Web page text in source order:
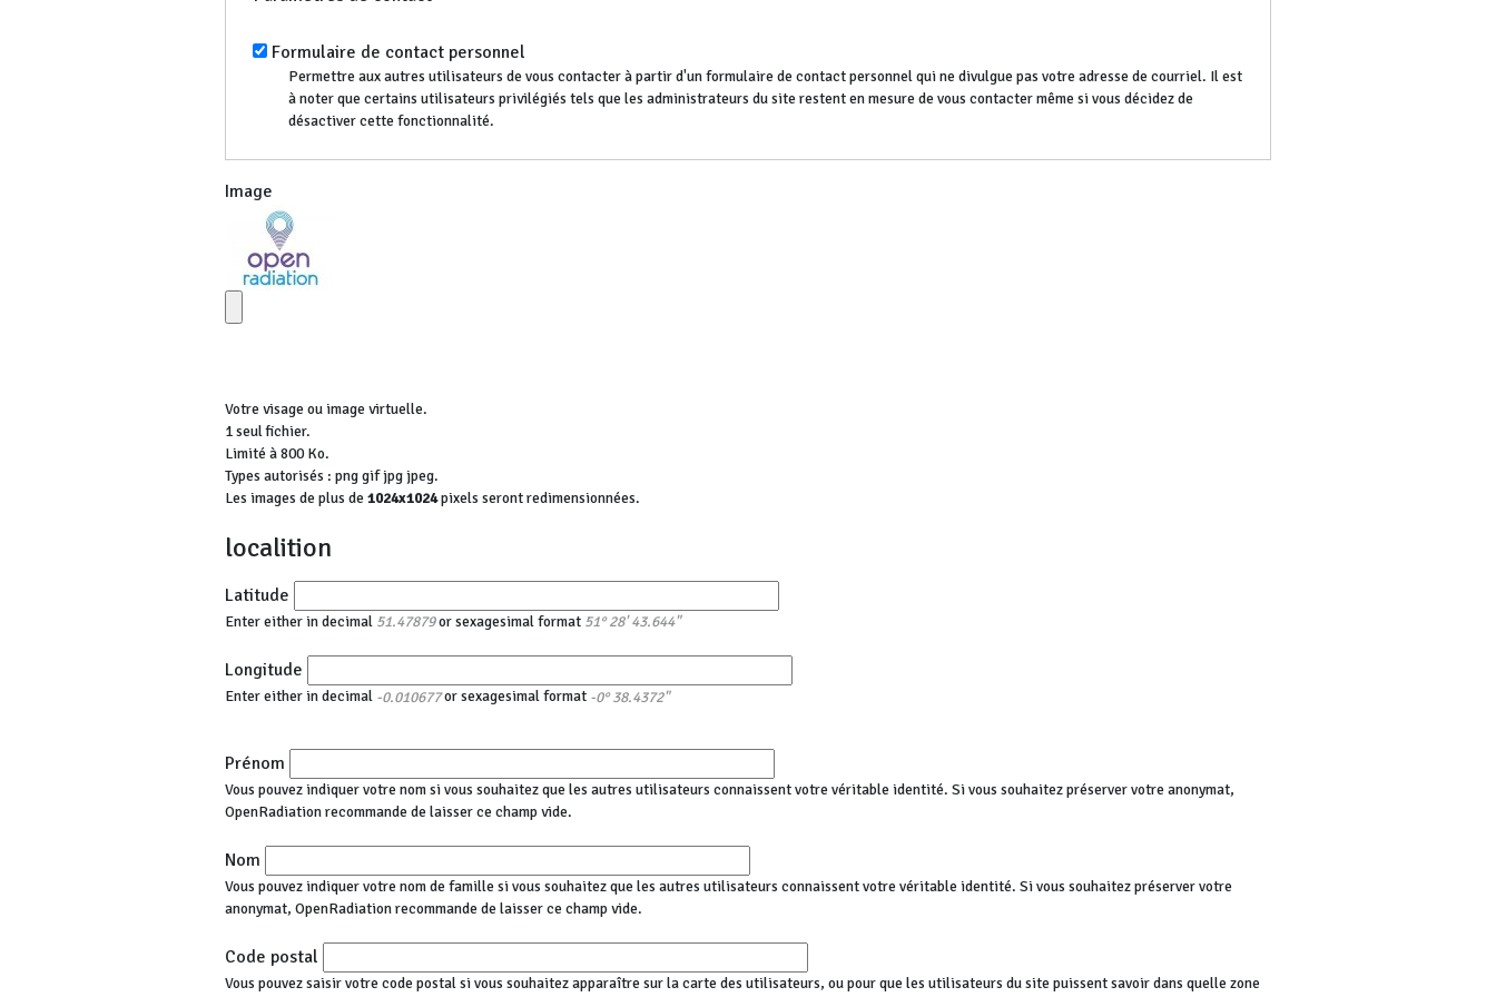
Formulaire de contact personnel
Permettre aux autres utilisateurs de vous contacter à partir d'un formulaire de contact personnel qui ne divulgue pas votre adresse de courriel. Il est
à noter que certains utilisateurs privilégiés tels que les administrateurs du site restent en mesure de vous contacter même si vous décidez de
désactiver cette fonctionnalité.
Image
Votre visage ou image virtuelle.
1 seul fichier.
Limité à 800 Ko.
Types autorisés : png gif jpg jpeg.
Les images de plus de 1024x1024pixels seront redimensionnées.
localition
Latitude
Enter either in decimal 51.47879or sexagesimal format 51° 28' 43.644"
Longitude
Enter either in decimal -0.010677or sexagesimal format -0° 38.4372"
Prénom
Vous pouvez indiquer votre nom si vous souhaitez que les autres utilisateurs connaissent votre véritable identité. Si vous souhaitez préserver votre anonymat,
OpenRadiation recommande de laisser ce champ vide.
Nom
Vous pouvez indiquer votre nom de famille si vous souhaitez que les autres utilisateurs connaissent votre véritable identité. Si vous souhaitez préserver votre
anonymat, OpenRadiation recommande de laisser ce champ vide.
Code postal
Vous pouvez saisir votre code postal si vous souhaitez apparaître sur la carte des utilisateurs, ou pour que les utilisateurs du site puissent savoir dans quelle zone